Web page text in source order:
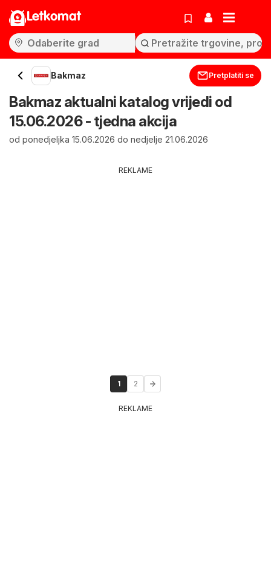
Letkomat
Bakmaz Pretplatiti se
Bakmaz aktualni katalog vrijedi od
15.06.2026 - tjedna akcija
od ponedjeljka 15.06.2026 do nedjelje 21.06.2026
REKLAME
1 2
REKLAME